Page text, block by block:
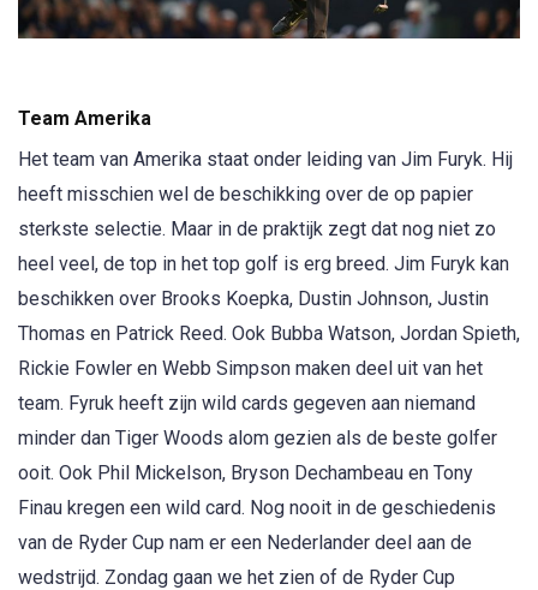
Team Amerika
Het team van Amerika staat onder leiding van Jim Furyk. Hij
heeft misschien wel de beschikking over de op papier
sterkste selectie. Maar in de praktijk zegt dat nog niet zo
heel veel, de top in het top golf is erg breed. Jim Furyk kan
beschikken over Brooks Koepka, Dustin Johnson, Justin
Thomas en Patrick Reed. Ook Bubba Watson, Jordan Spieth,
Rickie Fowler en Webb Simpson maken deel uit van het
team. Fyruk heeft zijn wild cards gegeven aan niemand
minder dan Tiger Woods alom gezien als de beste golfer
ooit. Ook Phil Mickelson, Bryson Dechambeau en Tony
Finau kregen een wild card. Nog nooit in de geschiedenis
van de Ryder Cup nam er een Nederlander deel aan de
wedstrijd. Zondag gaan we het zien of de Ryder Cup